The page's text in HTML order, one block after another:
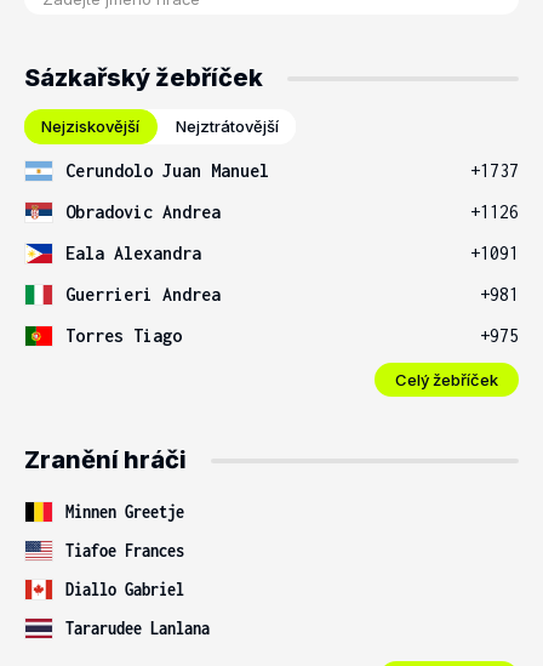
Sázkařský žebříček
Nejziskovější Nejztrátovější
Cerundolo Juan Manuel
+1737
Obradovic Andrea
+1126
Eala Alexandra
+1091
Guerrieri Andrea
+981
Torres Tiago
+975
Celý žebříček
Zranění hráči
Minnen Greetje
Tiafoe Frances
Diallo Gabriel
Tararudee Lanlana